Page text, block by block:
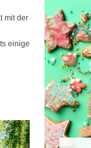
mit der
einige